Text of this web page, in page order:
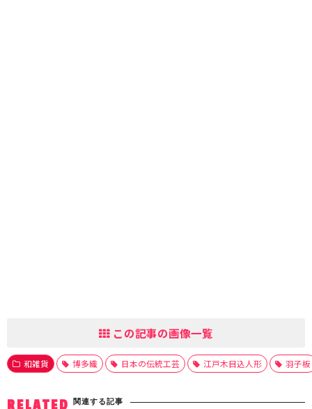
この記事の画像一覧
和雑貨 博多織 日本の伝統工芸 江戸木目込人形 羽子板
RELATED 関連する記事